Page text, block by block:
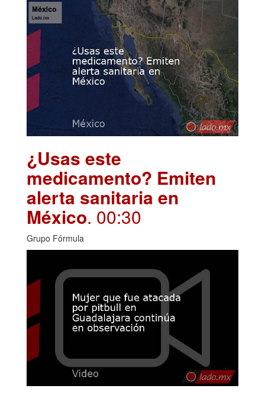
¿Usas este
medicamento? Emiten
alerta sanitaria en
México. 00:30
Grupo Fórmula